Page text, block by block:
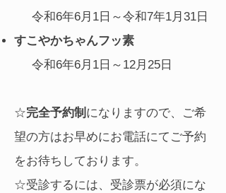
令和6年6月1日～令和7年1月31日
すこやかちゃんフッ素
令和6年6月1日～12月25日
☆完全予約制 になりますので、ご希
望の方はお早めにお電話にてご予約
をお待ちしております。
☆受診するには、受診票が必須にな